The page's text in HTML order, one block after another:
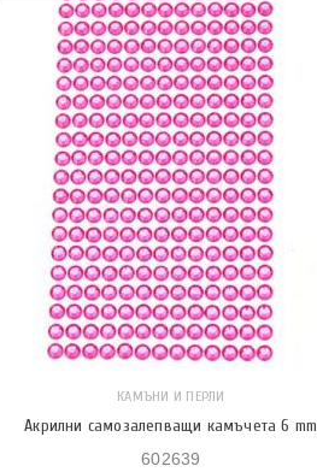
КАМЪНИ И ПЕРЛИ
Акрилни самозалепващи камъчета 6 mm
602639